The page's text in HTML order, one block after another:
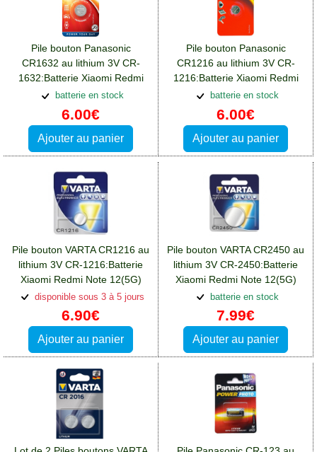
Pile bouton Panasonic
CR1632 au lithium 3V CR-
1632:Batterie Xiaomi Redmi
Note 12(5G)
batterie en stock
6.00€
Ajouter au panier
Pile bouton Panasonic
CR1216 au lithium 3V CR-
1216:Batterie Xiaomi Redmi
Note 12(5G)
batterie en stock
6.00€
Ajouter au panier
Pile bouton VARTA CR1216 au
lithium 3V CR-1216:Batterie
Xiaomi Redmi Note 12(5G)
disponible sous 3 à 5 jours
6.90€
Ajouter au panier
Pile bouton VARTA CR2450 au
lithium 3V CR-2450:Batterie
Xiaomi Redmi Note 12(5G)
batterie en stock
7.99€
Ajouter au panier